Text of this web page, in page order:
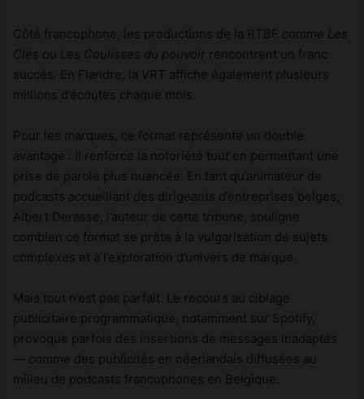
Côté francophone, les productions de la RTBF comme Les
Clés ou Les Coulisses du pouvoir rencontrent un franc
succès. En Flandre, la VRT affiche également plusieurs
millions d’écoutes chaque mois.
Pour les marques, ce format représente un double
avantage : il renforce la notoriété tout en permettant une
prise de parole plus nuancée. En tant qu’animateur de
podcasts accueillant des dirigeants d’entreprises belges,
Albert Derasse, l’auteur de cette tribune, souligne
combien ce format se prête à la vulgarisation de sujets
complexes et à l’exploration d’univers de marque.
Mais tout n’est pas parfait. Le recours au ciblage
publicitaire programmatique, notamment sur Spotify,
provoque parfois des insertions de messages inadaptés
— comme des publicités en néerlandais diffusées au
milieu de podcasts francophones en Belgique.